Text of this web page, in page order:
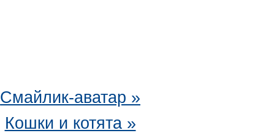
Смайлик-аватар »
Кошки и котята »